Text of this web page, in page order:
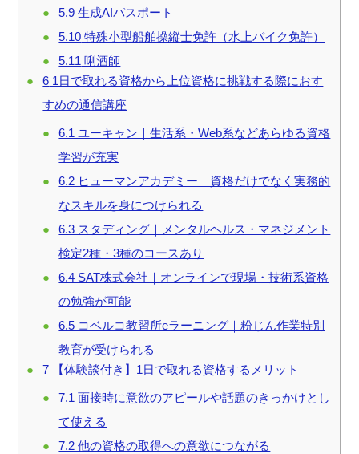
5.9 生成AIパスポート
5.10 特殊小型船舶操縦士免許（水上バイク免許）
5.11 唎酒師
6 1日で取れる資格から上位資格に挑戦する際におす
すめの通信講座
6.1 ユーキャン｜生活系・Web系などあらゆる資格
学習が充実
6.2 ヒューマンアカデミー｜資格だけでなく実務的
なスキルを身につけられる
6.3 スタディング｜メンタルヘルス・マネジメント
検定2種・3種のコースあり
6.4 SAT株式会社｜オンラインで現場・技術系資格
の勉強が可能
6.5 コベルコ教習所eラーニング｜粉じん作業特別
教育が受けられる
7 【体験談付き】1日で取れる資格するメリット
7.1 面接時に意欲のアピールや話題のきっかけとし
て使える
7.2 他の資格の取得への意欲につながる